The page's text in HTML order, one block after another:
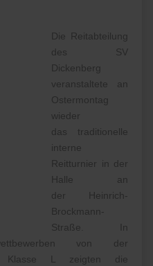
Die Reitabteilung
des SV
Dickenberg
veranstaltete an
Ostermontag
wieder
das traditionelle
interne
Reitturnier in der
Halle an
der Heinrich-
Brockmann-
Straße. In
von der
Klasse L zeigten die